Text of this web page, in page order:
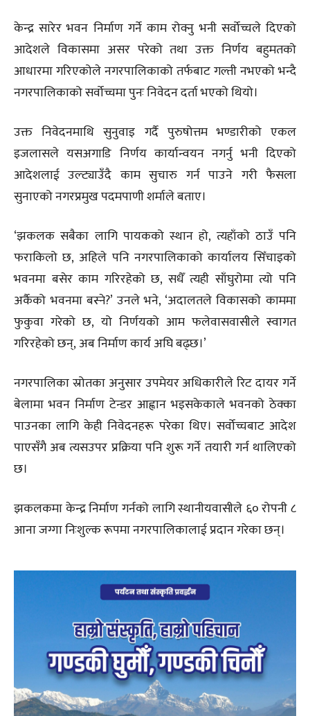
केन्द्र सारेर भवन निर्माण गर्ने काम रोक्नु भनी सर्वोच्चले दिएको
आदेशले विकासमा असर परेको तथा उक्त निर्णय बहुमतको
आधारमा गरिएकोले नगरपालिकाको तर्फबाट गल्ती नभएको भन्दै
नगरपालिकाको सर्वोच्चमा पुनः निवेदन दर्ता भएको थियो।
उक्त निवेदनमाथि सुनुवाइ गर्दै पुरुषोत्तम भण्डारीको एकल
इजलासले यसअगाडि निर्णय कार्यान्वयन नगर्नु भनी दिएको
आदेशलाई उल्ट्याउँदै काम सुचारु गर्न पाउने गरी फैसला
सुनाएको नगरप्रमुख पदमपाणी शर्माले बताए।
‘झकलक सबैका लागि पायकको स्थान हो, त्यहाँको ठाउँ पनि
फराकिलो छ, अहिले पनि नगरपालिकाको कार्यालय सिँचाइको
भवनमा बसेर काम गरिरहेको छ, सधैँ त्यही साँघुरोमा त्यो पनि
अर्कैको भवनमा बस्ने?’ उनले भने, ‘अदालतले विकासको काममा
फुकुवा गरेको छ, यो निर्णयको आम फलेवासवासीले स्वागत
गरिरहेको छन्, अब निर्माण कार्य अघि बढ्छ।’
नगरपालिका स्रोतका अनुसार उपमेयर अधिकारीले रिट दायर गर्ने
बेलामा भवन निर्माण टेन्डर आह्वान भइसकेकाले भवनको ठेक्का
पाउनका लागि केही निवेदनहरू परेका थिए। सर्वोच्चबाट आदेश
पाएसँगै अब त्यसउपर प्रक्रिया पनि शुरू गर्ने तयारी गर्न थालिएको
छ।
झकलकमा केन्द्र निर्माण गर्नको लागि स्थानीयवासीले ६० रोपनी ८
आना जग्गा निःशुल्क रूपमा नगरपालिकालाई प्रदान गरेका छन्।